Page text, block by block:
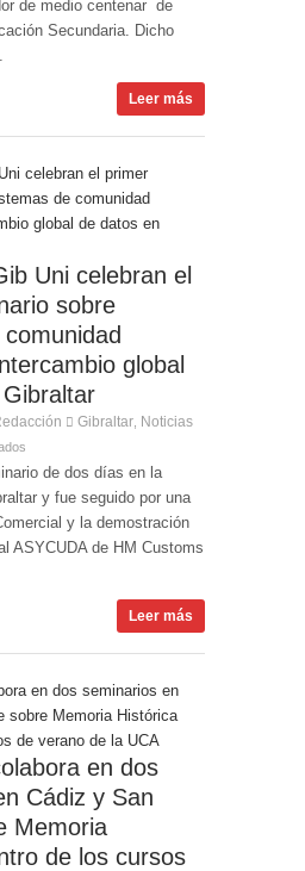
de medio centenar de
Secundaria. Dicho
Leer más
Uni celebran el
sobre
global
Gibraltar Noticias
de dos días en la
y fue seguido por una
y la demostración
ASYCUDA de HM Customs
Leer más
en dos
Cádiz y San
Memoria
de los cursos